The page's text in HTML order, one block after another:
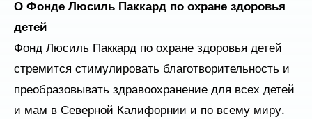
О Фонде Люсиль Паккард по охране здоровья
детей
Фонд Люсиль Паккард по охране здоровья детей
стремится стимулировать благотворительность и
преобразовывать здравоохранение для всех детей
и мам в Северной Калифорнии и по всему миру.